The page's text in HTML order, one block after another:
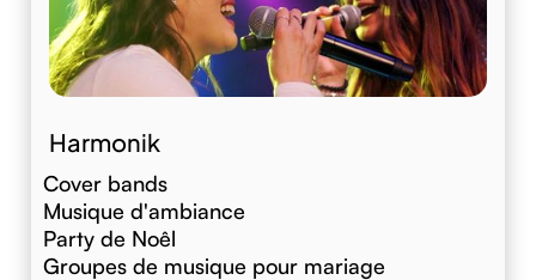
Harmonik
Cover bands
Musique d'ambiance
Party de Noêl
Groupes de musique pour mariage